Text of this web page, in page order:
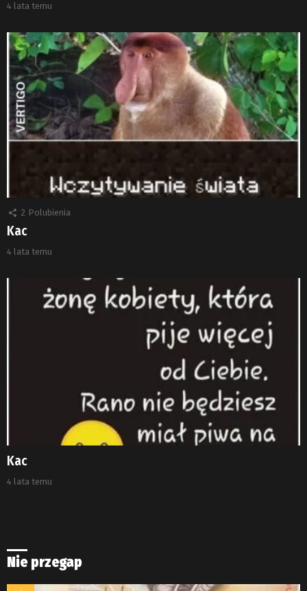
4 lata temu
2 Polubienia
Kac
4 lata temu
Kac
4 lata temu
Nie przegap